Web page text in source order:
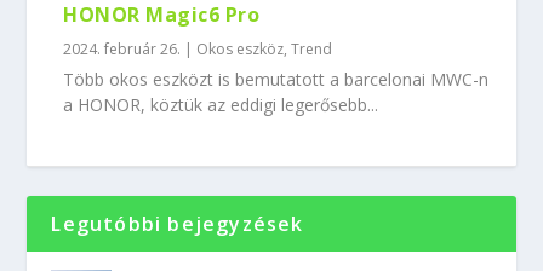
HONOR Magic6 Pro
2024. február 26. | Okos eszköz,Trend
Több okos eszközt is bemutatott a barcelonai MWC-n
a HONOR, köztük az eddigi legerősebb...
Legutóbbi bejegyzések